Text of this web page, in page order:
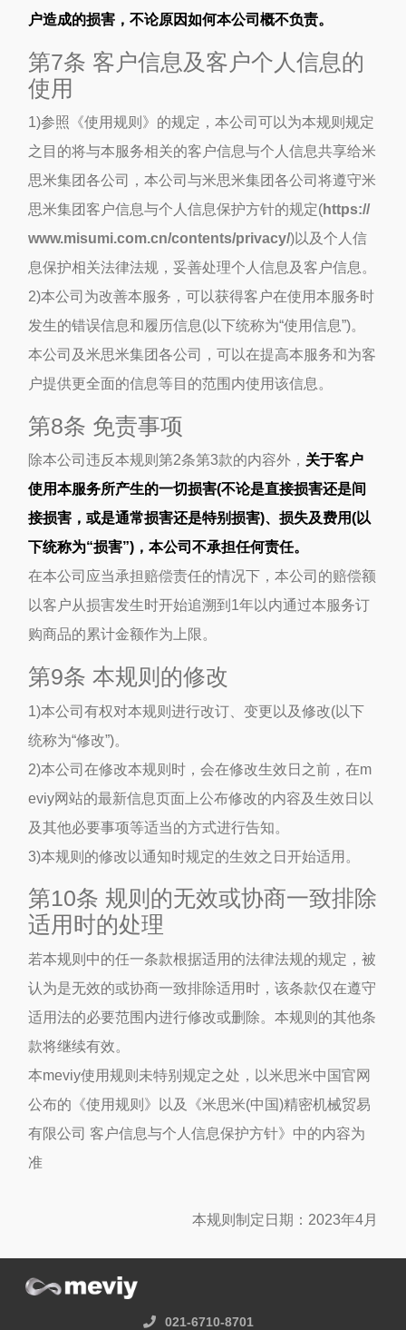
户造成的损害，不论原因如何本公司概不负责。
第7条 客户信息及客户个人信息的
使用
1)参照《使用规则》的规定，本公司可以为本规则规定
之目的将与本服务相关的客户信息与个人信息共享给米
思米集团各公司，本公司与米思米集团各公司将遵守米
思米集团客户信息与个人信息保护方针的规定(https://
www.misumi.com.cn/contents/privacy/)以及个人信
息保护相关法律法规，妥善处理个人信息及客户信息。
2)本公司为改善本服务，可以获得客户在使用本服务时
发生的错误信息和履历信息(以下统称为“使用信息”)。
本公司及米思米集团各公司，可以在提高本服务和为客
户提供更全面的信息等目的范围内使用该信息。
第8条 免责事项
除本公司违反本规则第2条第3款的内容外， 关于客户
使用本服务所产生的一切损害(不论是直接损害还是间
接损害，或是通常损害还是特别损害)、损失及费用(以
下统称为“损害”)，本公司不承担任何责任。
在本公司应当承担赔偿责任的情况下，本公司的赔偿额
以客户从损害发生时开始追溯到1年以内通过本服务订
购商品的累计金额作为上限。
第9条 本规则的修改
1)本公司有权对本规则进行改订、变更以及修改(以下
统称为“修改”)。
2)本公司在修改本规则时，会在修改生效日之前，在m
eviy网站的最新信息页面上公布修改的内容及生效日以
及其他必要事项等适当的方式进行告知。
3)本规则的修改以通知时规定的生效之日开始适用。
第10条 规则的无效或协商一致排除
适用时的处理
若本规则中的任一条款根据适用的法律法规的规定，被
认为是无效的或协商一致排除适用时，该条款仅在遵守
适用法的必要范围内进行修改或删除。本规则的其他条
款将继续有效。
本meviy使用规则未特别规定之处，以米思米中国官网
公布的《使用规则》以及《米思米(中国)精密机械贸易
有限公司 客户信息与个人信息保护方针》中的内容为
准
本规则制定日期：2023年4月
021-6710-8701